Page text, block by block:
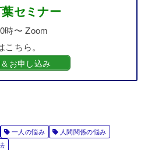
セミナー
時〜 Zoom
こちら。
お申し込み
一人の悩み
人間関係の悩み